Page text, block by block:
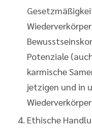
Potenziale
karmische
jetzigen und in
Ethische